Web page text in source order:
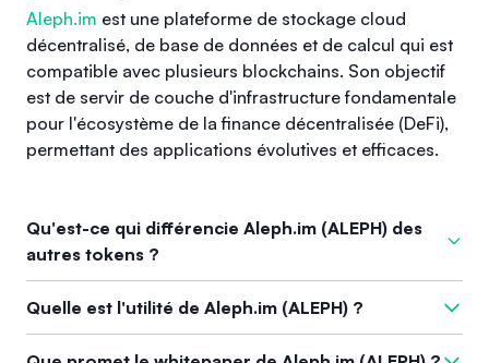
Aleph.im est une plateforme de stockage cloud
décentralisé, de base de données et de calcul qui est
compatible avec plusieurs blockchains. Son objectif
est de servir de couche d'infrastructure fondamentale
pour l'écosystème de la finance décentralisée (DeFi),
permettant des applications évolutives et efficaces.
Qu'est-ce qui différencie Aleph.im (ALEPH) des
autres tokens ?
Ce qui distingue Aleph.im des autres tokens, c'est son
architecture hybride qui combine des solutions off-chain et
Quelle est l'utilité de Aleph.im (ALEPH) ?
L' utilité du token d'Aleph.im, ALEPH, réside dans ses rôles